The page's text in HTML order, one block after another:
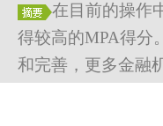
在目前的操作
得较高的MPA得分
和完善，更多金融